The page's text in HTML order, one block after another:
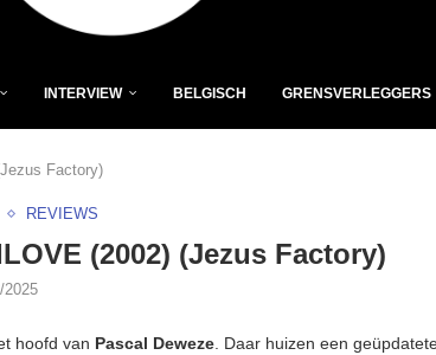
INTERVIEW BELGISCH GRENSVERLEGGERS
Factory)
REVIEWS
(2002) (Jezus Factory)
2025
hoofd van Pascal Deweze. Daar huizen een